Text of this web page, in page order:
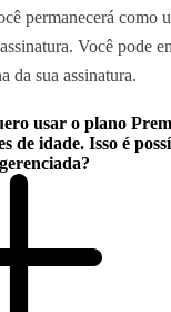
permanecerá como
Você pode
da sua assinatura.
usar o plano
de idade. Isso é